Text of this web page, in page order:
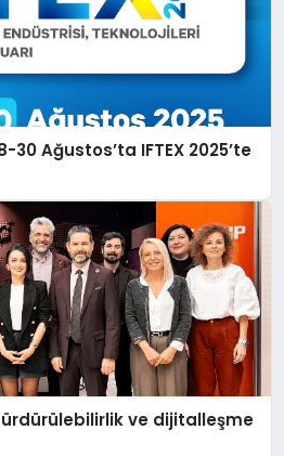
Ağustos’ta IFTEX 2025’te
ve dijitalleşme